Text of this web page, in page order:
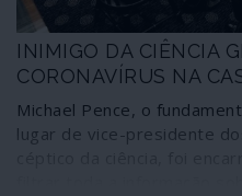
INIMIGO DA CIÊNCIA
CORONAVÍRUS NA
Michael Pence, o
lugar de vice-presidente